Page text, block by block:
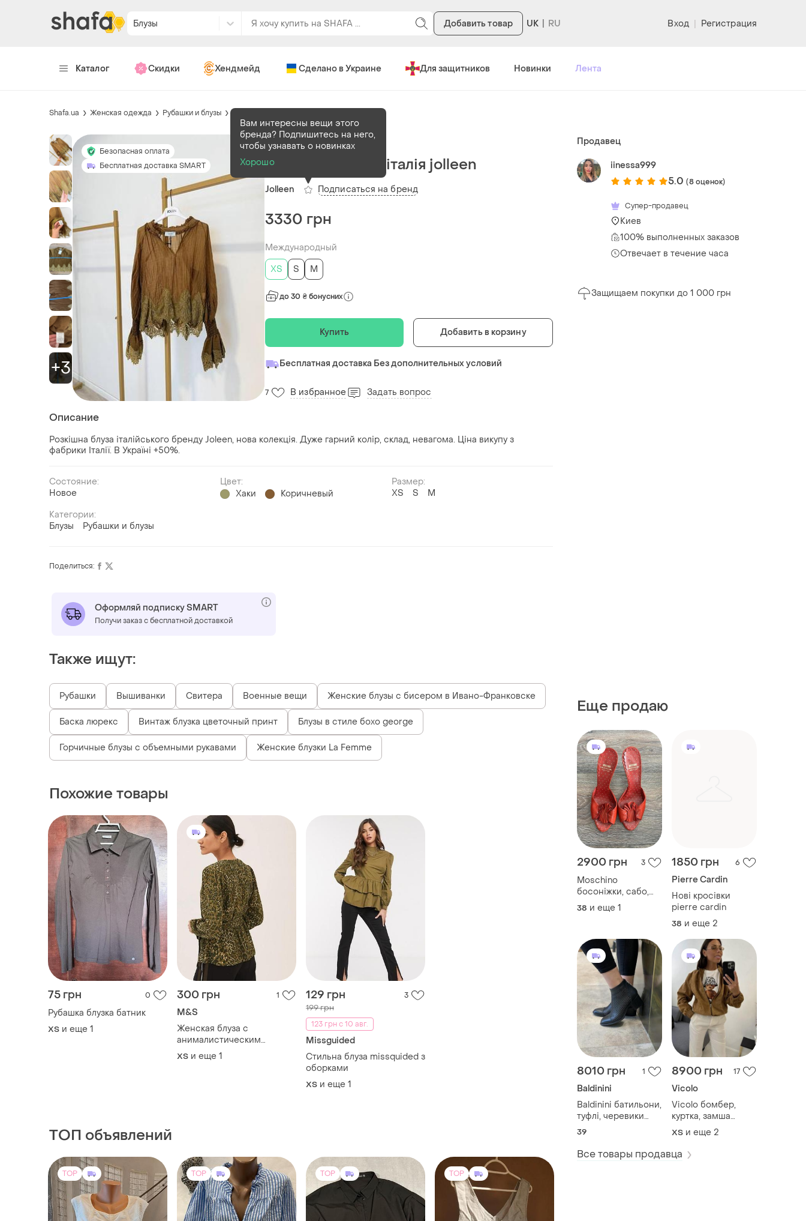
Блузы Добавить товар UK Вход | Регистрация
Каталог Скидки Хендмейд Сделано в Украине Для защитников Новинки Лента
Shafa.ua Женская одежда Рубашки и блузы
+3
Безопасная оплата
Бесплатная доставка SMART
В наличии1 шт
Блузка, рубашка італія jolleen
Jolleen
Вам интересны вещи этого
бренда? Подпишитесь на него,
чтобы узнавать о новинках
Хорошо
Подписаться на бренд
3330 грн
Международный
ХS
S M
до 30 ₴ бонусних
Купить Добавить в корзину
Бесплатная доставка Без дополнительных условий
7 В избранное Задать вопрос
Описание
Розкішна блуза італійського бренду Joleen, нова колекція. Дуже гарний колір, склад, невагома. Ціна викупу з
фабрики Італії. В Україні +50%.
Состояние:
Новое
Цвет:
Хаки
Коричневый
Размер:
ХS
S
M
Категории:
Блузы
Рубашки и блузы
Продавец
iinessa999
5.0 (8 оценок)
Супер-продавец
Киев
100% выполненных заказов
Отвечает в течение часа
Защищаем покупки до 1 000 грн
Еще продаю
2900 грн 3
Moschino
босоніжки, сабо,
шльопки оригінал
38 и еще 1
1850 грн 6
Pierre Cardin
Нові кросівки
pierre cardin
38 и еще 2
8010 грн 1
Baldinini
Baldinini батильони,
туфлі, черевики
оригінал
39
8900 грн 17
Vicolo
Vicolo бомбер,
куртка, замша
натуральна, шкіра
ХS и еще 2
Все товары продавца
Поделиться:
Оформляй подписку SMART
Получи заказ с бесплатной доставкой
Также ищут:
Рубашки Вышиванки Свитера Военные вещи Женские блузы с бисером в Ивано-Франковске
Баска люрекс Винтаж блузка цветочный принт Блузы в стиле бохо george
Горчичные блузы с объемными рукавами Женские блузки La Femme
Похожие товары
75 грн 0
Рубашка блузка батник
ХS и еще 1
300 грн 1
M&S
Женская блуза с
анималистическим
принтом
ХS и еще 1
129 грн 3
199 грн
123 грн с 10 авг.
Missguided
Стильна блуза missquided з
оборками
ХS и еще 1
ТОП объявлений
TOP TOP TOP TOP